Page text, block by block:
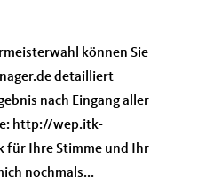
können Sie
detailliert
nach Eingang aller
http://wep.itk-
für Ihre Stimme und Ihr
nochmals...